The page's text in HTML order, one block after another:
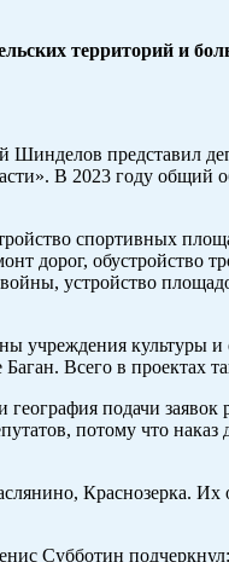
территорий и
представил
В 2023 году общий
спортивных
дорог, обустройство
устройство
культуры и
Всего в проектах
подачи
потому что наказ
Краснозерка.
Субботин